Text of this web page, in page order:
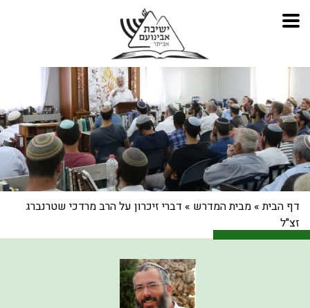
דף הבית» מבית המדרש » דברי זיכרון על הרב מרדכי שטרנברג
זצ"ל